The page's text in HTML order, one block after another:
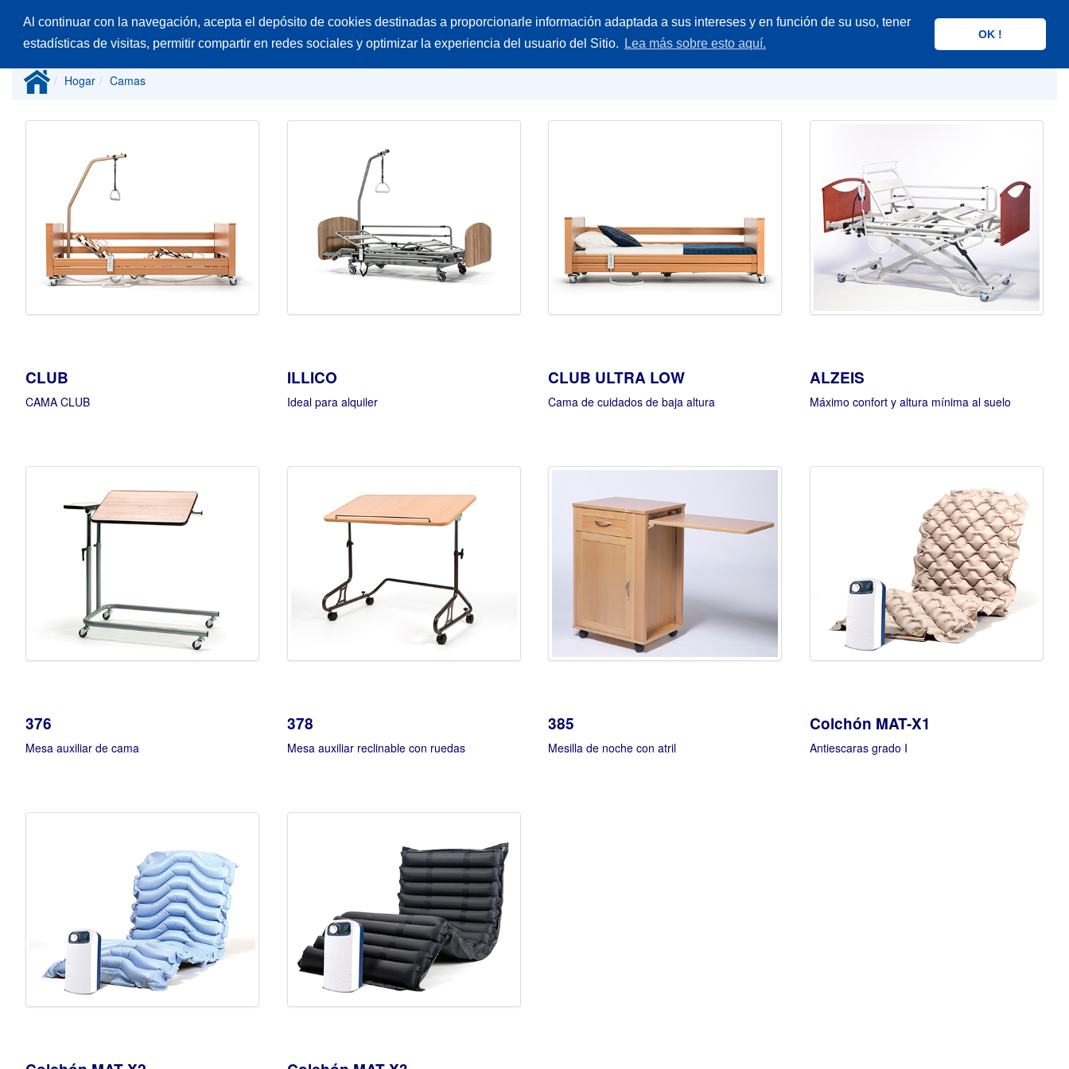
Al continuar con la navegación, acepta el depósito de cookies destinadas a proporcionarle información adaptada a sus intereses y en función de su uso, tener
estadísticas de visitas, permitir compartir en redes sociales y optimizar la experiencia del usuario del Sitio.
Lea más sobre esto aquí.
OK !
Inicio Productos Catálogos Despieces Empresa Contacto
Buscar
producto
Hogar Camas
CLUB
CAMA CLUB
ILLICO
Ideal para alquiler
CLUB ULTRA LOW
Cama de cuidados de baja altura
ALZEIS
Máximo confort y altura mínima al suelo
376
Mesa auxiliar de cama
378
Mesa auxiliar reclinable con ruedas
385
Mesilla de noche con atril
Colchón MAT-X1
Antiescaras grado I